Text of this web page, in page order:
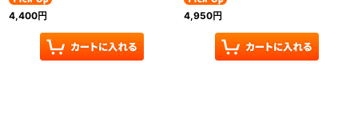
4,400円 4,950円